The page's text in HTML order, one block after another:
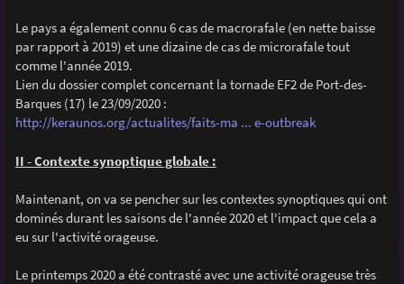
Le pays a également connu 6 cas de macrorafale (en nette baisse
par rapport à 2019) et une dizaine de cas de microrafale tout
comme l'année 2019.
Lien du dossier complet concernant la tornade EF2 de Port-des-
Barques (17) le 23/09/2020 :
http://keraunos.org/actualites/faits-ma ... e-outbreak
II - Contexte synoptique globale :
Maintenant, on va se pencher sur les contextes synoptiques qui ont
dominés durant les saisons de l'année 2020 et l'impact que cela a
eu sur l'activité orageuse.
Le printemps 2020 a été contrasté avec une activité orageuse très